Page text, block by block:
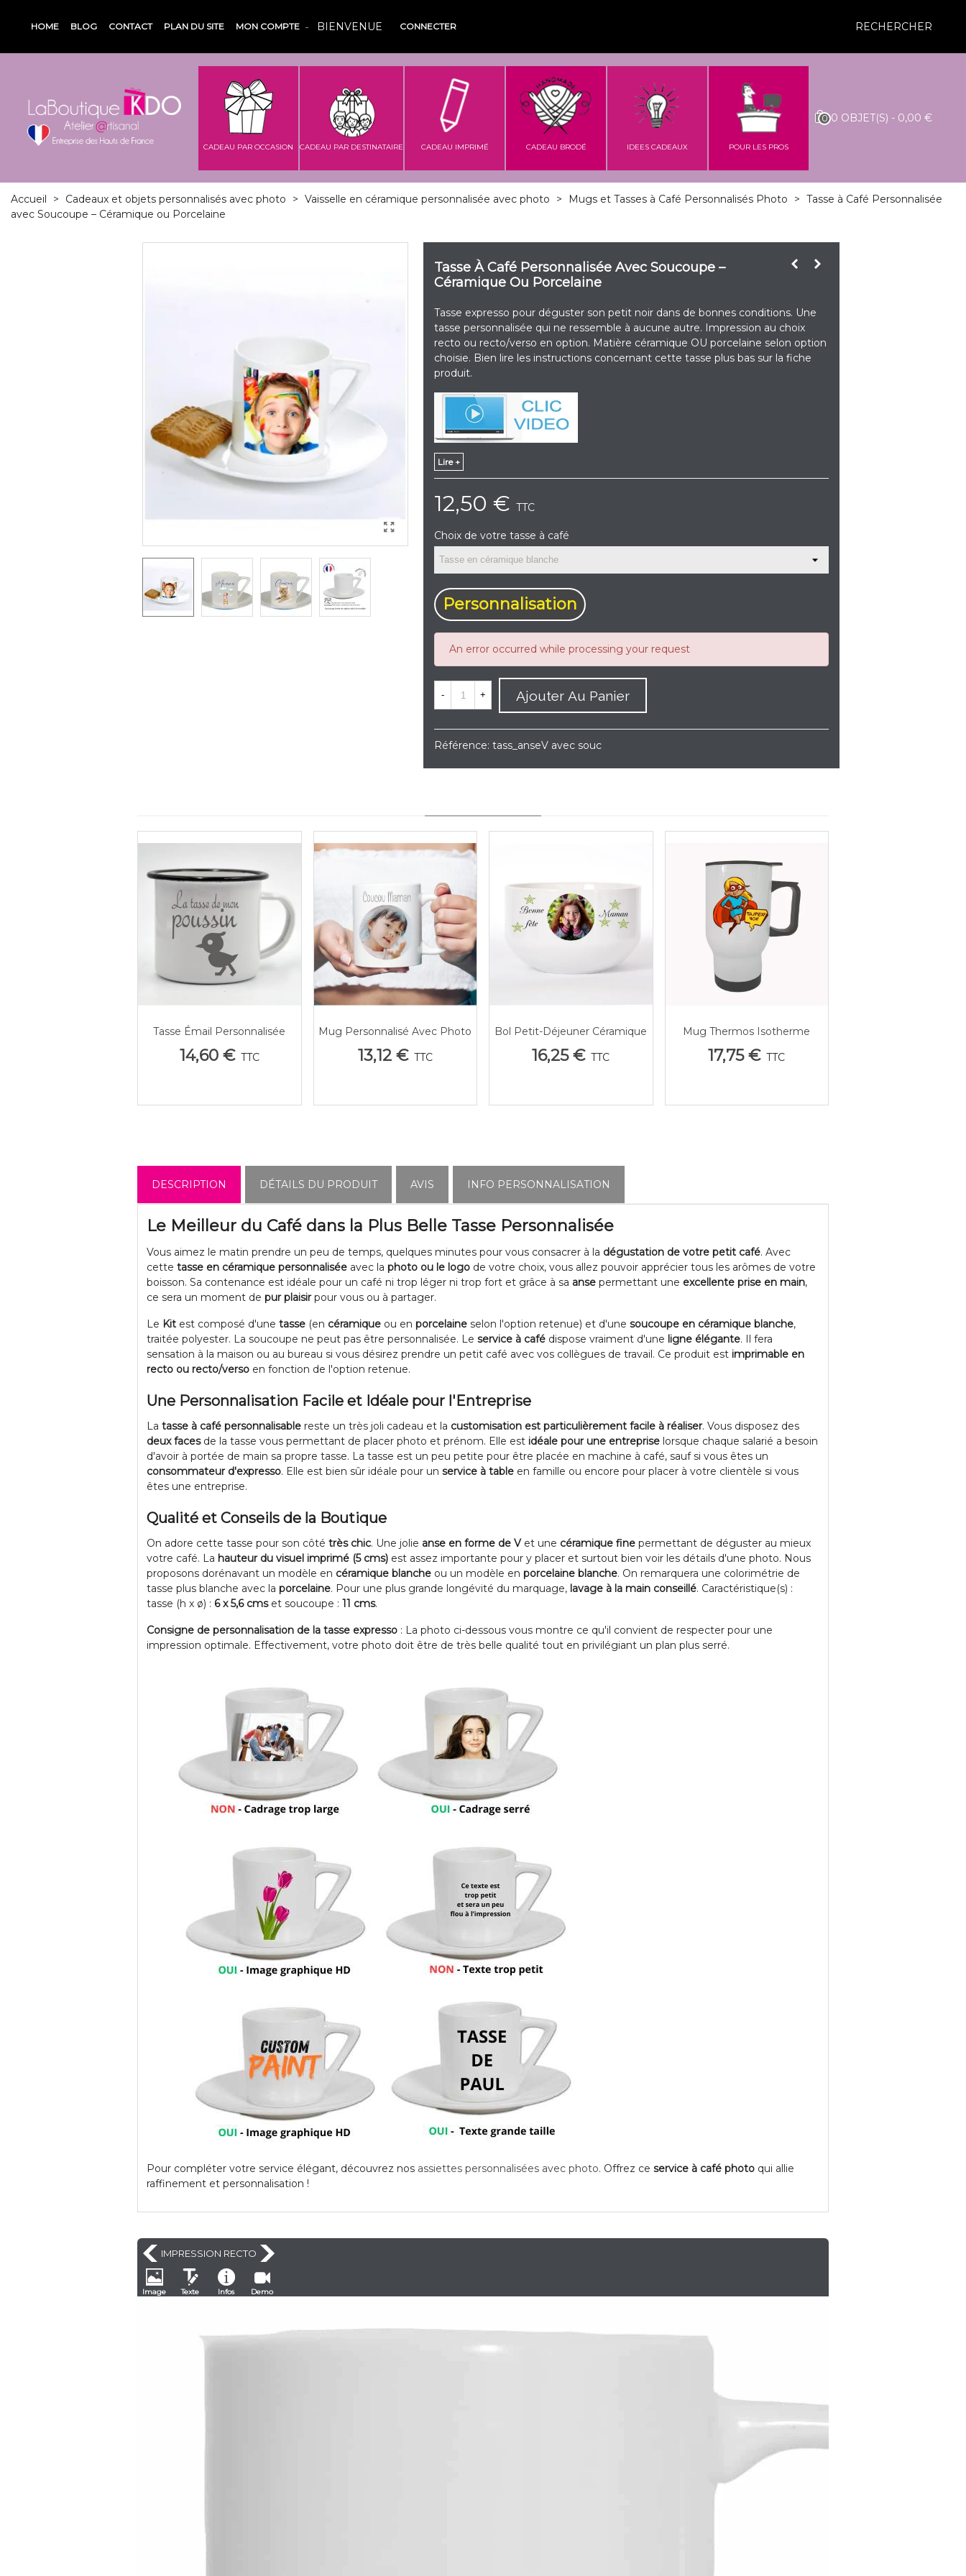
HOME BLOG CONTACT PLAN DU SITE MON COMPTE BIENVENUE CONNECTER RECHERCHER
CADEAU PAR OCCASION CADEAU PAR DESTINATAIRE CADEAU IMPRIMÉ CADEAU BRODÉ IDEES CADEAUX POUR LES PROS
0 0 OBJET(S) - 0,00 €
Accueil > Cadeaux et objets personnalisés avec photo > Vaisselle en céramique personnalisée avec photo > Mugs et Tasses à Café Personnalisés Photo > Tasse à Café Personnalisée
avec Soucoupe – Céramique ou Porcelaine
Tasse À Café Personnalisée Avec Soucoupe –
Céramique Ou Porcelaine
Tasse expresso pour déguster son petit noir dans de bonnes conditions. Une
tasse personnalisée qui ne ressemble à aucune autre. Impression au choix
recto ou recto/verso en option. Matière céramique OU porcelaine selon option
choisie. Bien lire les instructions concernant cette tasse plus bas sur la fiche
produit.
Lire +
12,50 € TTC
Choix de votre tasse à café
Personnalisation
An error occurred while processing your request
- + Ajouter Au Panier
Référence: tass_anseV avec souc
Afficher Plus
Tasse Émail Personnalisée
Photo - L'Authentique Mug
Vintage
14,60 € TTC
Afficher Plus
Mug Personnalisé Avec Photo
13,12 € TTC
Afficher Plus
Bol Petit-Déjeuner Céramique
Personnalisé Photo | Cadeau
Souvenir Unique
16,25 € TTC
Afficher Plus
Mug Thermos Isotherme
Personnalisable – Nomade,
Photo Et Texte
17,75 € TTC
DESCRIPTION DÉTAILS DU PRODUIT AVIS INFO PERSONNALISATION
Le Meilleur du Café dans la Plus Belle Tasse Personnalisée
Vous aimez le matin prendre un peu de temps, quelques minutes pour vous consacrer à la dégustation de votre petit café. Avec
cette tasse en céramique personnalisée avec la photo ou le logo de votre choix, vous allez pouvoir apprécier tous les arômes de votre
boisson. Sa contenance est idéale pour un café ni trop léger ni trop fort et grâce à sa anse permettant une excellente prise en main,
ce sera un moment de pur plaisirpour vous ou à partager.
Le Kit est composé d'une tasse (en céramique ou en porcelaine selon l'option retenue) et d'une soucoupe en céramique blanche,
traitée polyester. La soucoupe ne peut pas être personnalisée. Le service à café dispose vraiment d'une ligne élégante. Il fera
sensation à la maison ou au bureau si vous désirez prendre un petit café avec vos collègues de travail. Ce produit est imprimable en
recto ou recto/verso en fonction de l'option retenue.
Une Personnalisation Facile et Idéale pour l'Entreprise
La tasse à café personnalisable reste un très joli cadeau et la customisation est particulièrement facile à réaliser. Vous disposez des
deux facesde la tasse vous permettant de placer photo et prénom. Elle est idéale pour une entreprise lorsque chaque salarié a besoin
d'avoir à portée de main sa propre tasse. La tasse est un peu petite pour être placée en machine à café, sauf si vous êtes un
consommateur d'expresso. Elle est bien sûr idéale pour un service à table en famille ou encore pour placer à votre clientèle si vous
êtes une entreprise.
Qualité et Conseils de la Boutique
On adore cette tasse pour son côté très chic. Une jolie anse en forme de V et une céramique fine permettant de déguster au mieux
votre café. La hauteur du visuel imprimé (5 cms) est assez importante pour y placer et surtout bien voir les détails d'une photo. Nous
proposons dorénavant un modèle en céramique blanche ou un modèle en porcelaine blanche. On remarquera une colorimétrie de
tasse plus blanche avec la porcelaine. Pour une plus grande longévité du marquage, lavage à la main conseillé. Caractéristique(s) :
tasse (h x ø) : 6 x 5,6 cmset soucoupe : 11 cms.
Consigne de personnalisation de la tasse expresso : La photo ci-dessous vous montre ce qu'il convient de respecter pour une
impression optimale. Effectivement, votre photo doit être de très belle qualité tout en privilégiant un plan plus serré.
Pour compléter votre service élégant, découvrez nos assiettes personnalisées avec photo. Offrez ce service à café photo qui allie
raffinement et personnalisation !
IMPRESSION RECTO
Image Texte Infos Demo